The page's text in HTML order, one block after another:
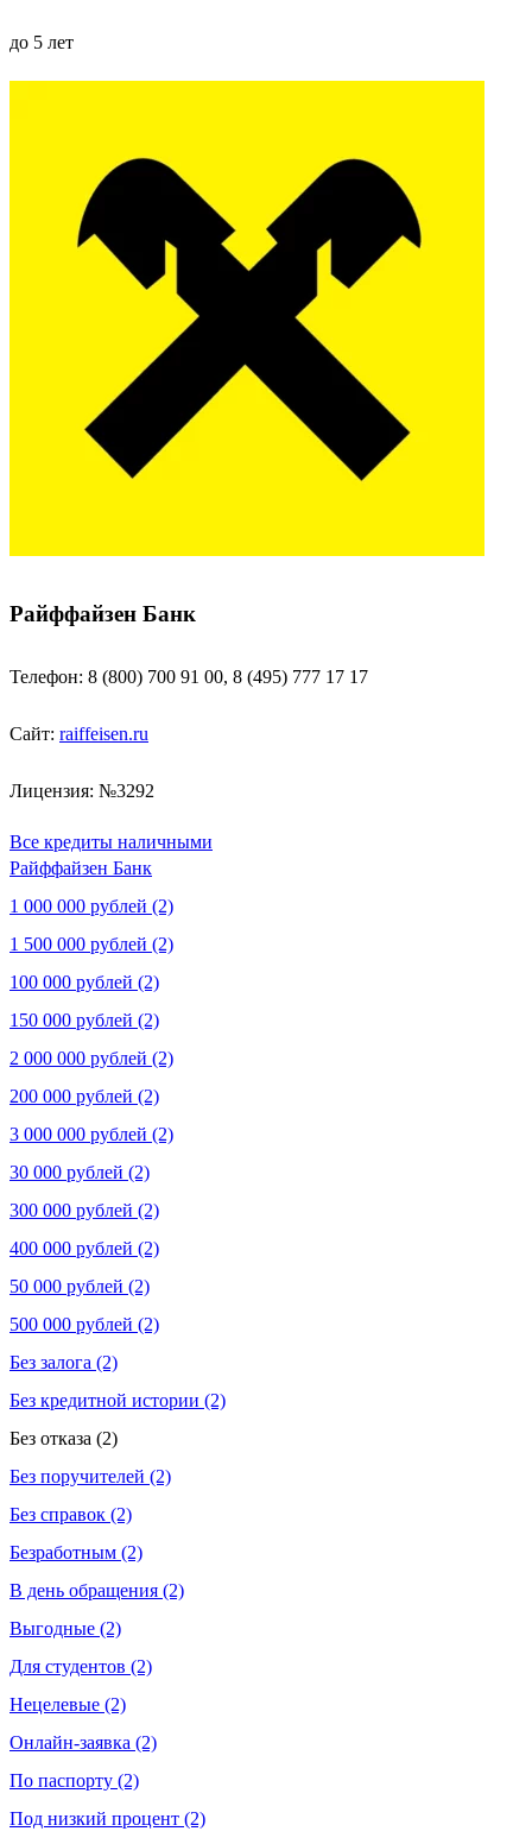
до 5 лет
Райффайзен Банк
Телефон: 8 (800) 700 91 00, 8 (495) 777 17 17
Сайт: raiffeisen.ru
Лицензия: №3292
Все кредиты наличными
Райффайзен Банк
1 000 000 рублей (2)
1 500 000 рублей (2)
100 000 рублей (2)
150 000 рублей (2)
2 000 000 рублей (2)
200 000 рублей (2)
3 000 000 рублей (2)
30 000 рублей (2)
300 000 рублей (2)
400 000 рублей (2)
50 000 рублей (2)
500 000 рублей (2)
Без залога (2)
Без кредитной истории (2)
Без отказа (2)
Без поручителей (2)
Без справок (2)
Безработным (2)
В день обращения (2)
Выгодные (2)
Для студентов (2)
Нецелевые (2)
Онлайн-заявка (2)
По паспорту (2)
Под низкий процент (2)